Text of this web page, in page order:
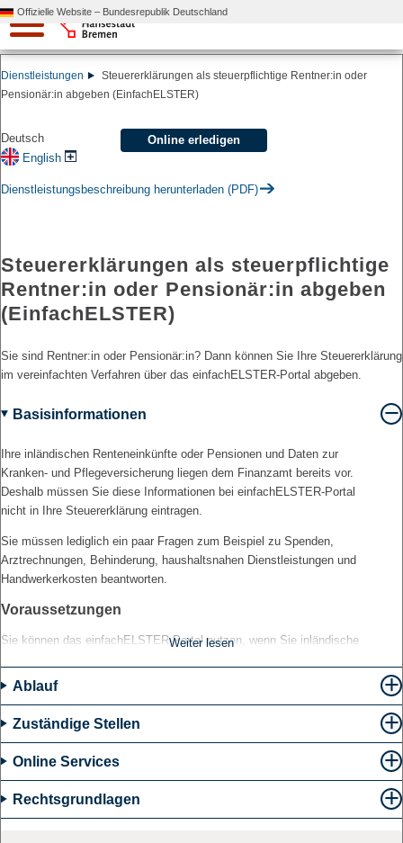
Offizielle Website – Bundesrepublik Deutschland
Dienstleistungen
Steuererklärungen als steuerpflichtige Rentner:in oder
Pensionär:in abgeben (EinfachELSTER)
Online erledigen
Deutsch
English
Dienstleistungsbeschreibung herunterladen (PDF)
Steuererklärungen als steuerpflichtige
Rentner:in oder Pensionär:in abgeben
(EinfachELSTER)
Sie sind Rentner:in oder Pensionär:in? Dann können Sie Ihre Steuererklärung
im vereinfachten Verfahren über das einfachELSTER-Portal abgeben.
Basisinformationen
Ihre inländischen Renteneinkünfte oder Pensionen und Daten zur
Kranken- und Pflegeversicherung liegen dem Finanzamt bereits vor.
Deshalb müssen Sie diese Informationen bei einfachELSTER-Portal
nicht in Ihre Steuererklärung eintragen.
Sie müssen lediglich ein paar Fragen zum Beispiel zu Spenden,
Arztrechnungen, Behinderung, haushaltsnahen Dienstleistungen und
Handwerkerkosten beantworten.
Voraussetzungen
Sie können das einfachELSTER-Portal nutzen, wenn Sie inländische
Zusätzlich dürfen Sie nur folgende Einküfte haben:
Kapitaleinkünfte, von denen bereits Abgeltungsteuer an das
genommen wurde (Freistellungsauftrag),
Wenn Sie verheiratet sind oder in einer eingetragenen
Weiter lesen
Ablauf
Zuständige Stellen
Online Services
Rechtsgrundlagen